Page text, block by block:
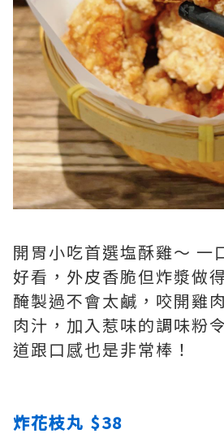
開胃小吃首選塩酥雞～ 一
好看，外皮香脆但炸漿做
醃製過不會太鹹，咬開雞
肉汁，加入惹味的調味粉
道跟口感也是非常棒！
炸花枝丸 $38